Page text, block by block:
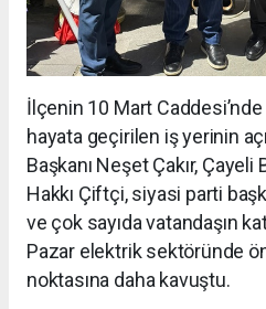
İlçenin 10 Mart
hayata geçirilen iş yerinin
Başkanı Neşet Çakır, Çayeli
Hakkı Çiftçi, siyasi parti
ve çok sayıda vatandaşın
Pazar elektrik sektöründe
noktasına daha kavuştu.